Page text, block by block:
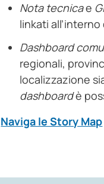
Nota tecnicae
linkati all’interno
Dashboard
regionali,
localizzazione
dashboardè
Naviga le Story Map